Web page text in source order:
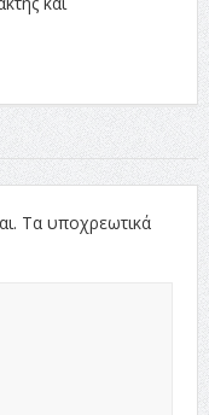
Τα υποχρεωτικά